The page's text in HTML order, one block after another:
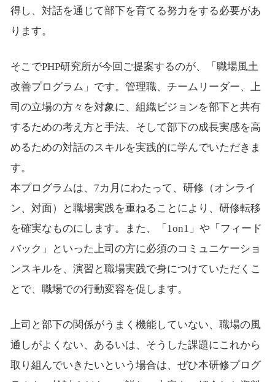
得し、対話を通じて部下を育てる努力をする必要があ
ります。
そこでPHP研究所が今回ご提案するのが、「職場風土
改善プログラム」です。管理職、チームリーダー、上
司の立場の方々を対象に、組織ビジョンを部下と共有
するための考え方と手法、そして部下の成長実感を高
めるための対話のスキルを実践的に学んでいただきま
す。
本プログラムは、7カ月にわたって、研修（オンライ
ン、対面）と職場実践を重ねることにより、研修転移
を確実なものにします。また、「1on1」や「フィード
バック」といった上司の方に必須のコミュニケーショ
ンスキルを、演習と職場実践で身につけていただくこ
とで、職場での行動変容を促します。
上司と部下の関係がうまく機能していない、職場の風
通しがよくない、あるいは、そうした課題にこれから
取り組んでいきたいという場合は、ぜひ本研修プログ